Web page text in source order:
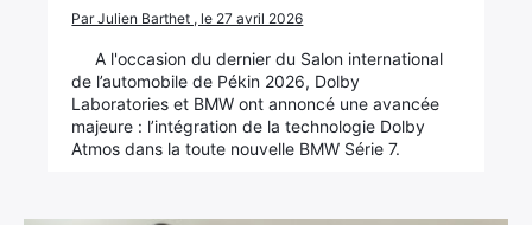
Par Julien Barthet , le 27 avril 2026
A l'occasion du dernier du Salon international
de l’automobile de Pékin 2026, Dolby
Laboratories et BMW ont annoncé une avancée
majeure : l’intégration de la technologie Dolby
Atmos dans la toute nouvelle BMW Série 7.